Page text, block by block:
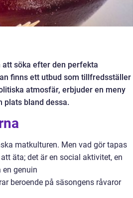
söka efter den perfekta
finns ett utbud som tillfredsställer
atmosfär, erbjuder en meny
plats bland dessa.
matkulturen. Men vad gör tapas
äta; det är en social aktivitet, en
en genuin
beroende på säsongens råvaror